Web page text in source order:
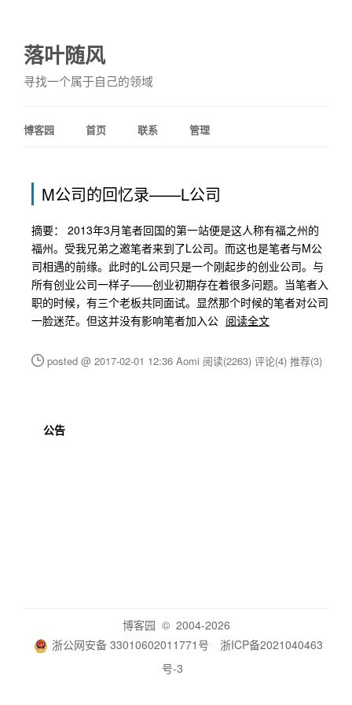
落叶随风
寻找一个属于自己的领域
博客园 首页 联系 管理
M公司的回忆录——L公司
摘要： 2013年3月笔者回国的第一站便是这人称有福之州的
福州。受我兄弟之邀笔者来到了L公司。而这也是笔者与M公
司相遇的前缘。此时的L公司只是一个刚起步的创业公司。与
所有创业公司一样子——创业初期存在着很多问题。当笔者入
职的时候，有三个老板共同面试。显然那个时候的笔者对公司
一脸迷茫。但这并没有影响笔者加入公 阅读全文
posted @ 2017-02-01 12:36 Aomi 阅读(2263) 评论(4) 推荐(3)
公告
博客园 © 2004-2026
浙公网安备 33010602011771号
浙ICP备2021040463
号-3